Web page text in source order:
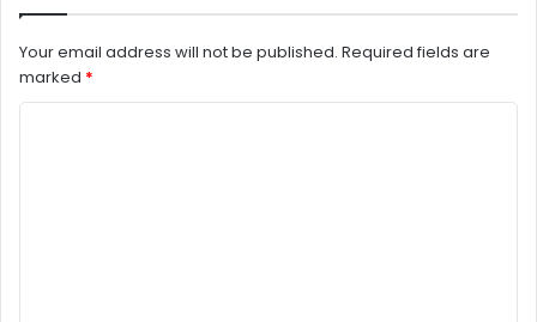
Your email address will not be published. Required fields are
marked *